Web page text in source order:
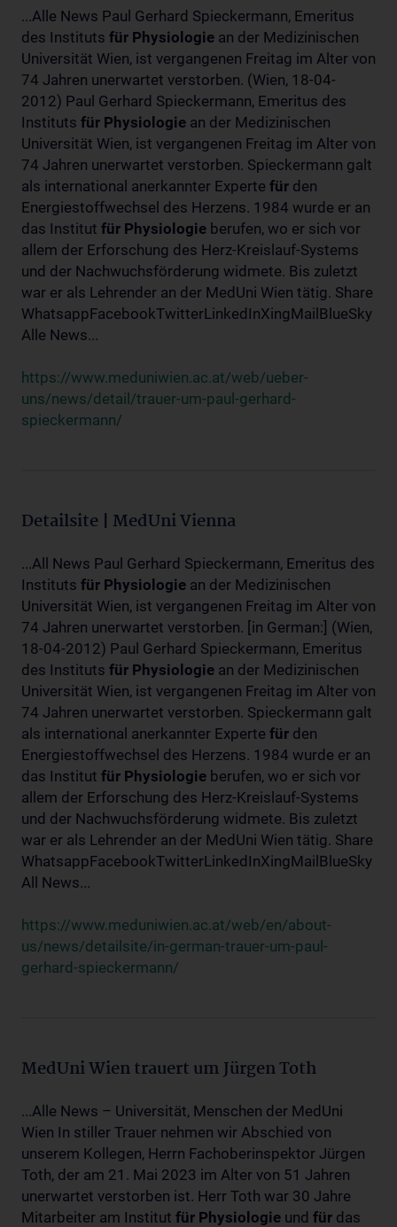
...Alle News Paul Gerhard Spieckermann, Emeritus
des Instituts für Physiologie an der Medizinischen
Universität Wien, ist vergangenen Freitag im Alter von
74 Jahren unerwartet verstorben. (Wien, 18-04-
2012) Paul Gerhard Spieckermann, Emeritus des
Instituts für Physiologie an der Medizinischen
Universität Wien, ist vergangenen Freitag im Alter von
74 Jahren unerwartet verstorben. Spieckermann galt
als international anerkannter Experte für den
Energiestoffwechsel des Herzens. 1984 wurde er an
das Institut für Physiologie berufen, wo er sich vor
allem der Erforschung des Herz-Kreislauf-Systems
und der Nachwuchsförderung widmete. Bis zuletzt
war er als Lehrender an der MedUni Wien tätig. Share
WhatsappFacebookTwitterLinkedInXingMailBlueSky
Alle News...
https://www.meduniwien.ac.at/web/ueber-
uns/news/detail/trauer-um-paul-gerhard-
spieckermann/
Detailsite | MedUni Vienna
...All News Paul Gerhard Spieckermann, Emeritus des
Instituts für Physiologie an der Medizinischen
Universität Wien, ist vergangenen Freitag im Alter von
74 Jahren unerwartet verstorben. [in German:] (Wien,
18-04-2012) Paul Gerhard Spieckermann, Emeritus
des Instituts für Physiologie an der Medizinischen
Universität Wien, ist vergangenen Freitag im Alter von
74 Jahren unerwartet verstorben. Spieckermann galt
als international anerkannter Experte für den
Energiestoffwechsel des Herzens. 1984 wurde er an
das Institut für Physiologie berufen, wo er sich vor
allem der Erforschung des Herz-Kreislauf-Systems
und der Nachwuchsförderung widmete. Bis zuletzt
war er als Lehrender an der MedUni Wien tätig. Share
WhatsappFacebookTwitterLinkedInXingMailBlueSky
All News...
https://www.meduniwien.ac.at/web/en/about-
us/news/detailsite/in-german-trauer-um-paul-
gerhard-spieckermann/
MedUni Wien trauert um Jürgen Toth
...Alle News – Universität, Menschen der MedUni
Wien In stiller Trauer nehmen wir Abschied von
unserem Kollegen, Herrn Fachoberinspektor Jürgen
Toth, der am 21. Mai 2023 im Alter von 51 Jahren
unerwartet verstorben ist. Herr Toth war 30 Jahre
Mitarbeiter am Institut für Physiologie und für das